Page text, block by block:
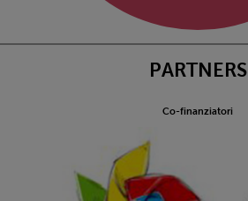
PARTNERS
Co-finanziatori